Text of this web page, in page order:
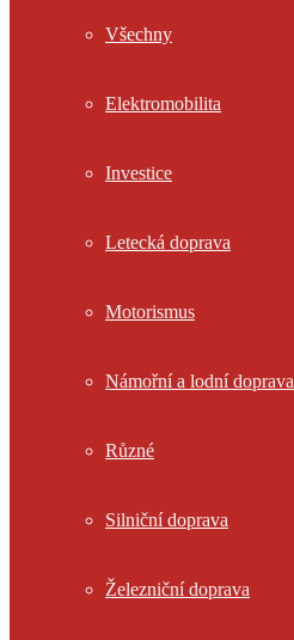
Všechny
Elektromobilita
Investice
Letecká doprava
Motorismus
Námořní a lodní doprava
Různé
Silniční doprava
Železniční doprava